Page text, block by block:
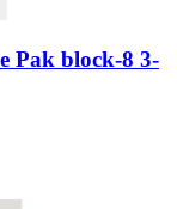
Pak block-8 3-